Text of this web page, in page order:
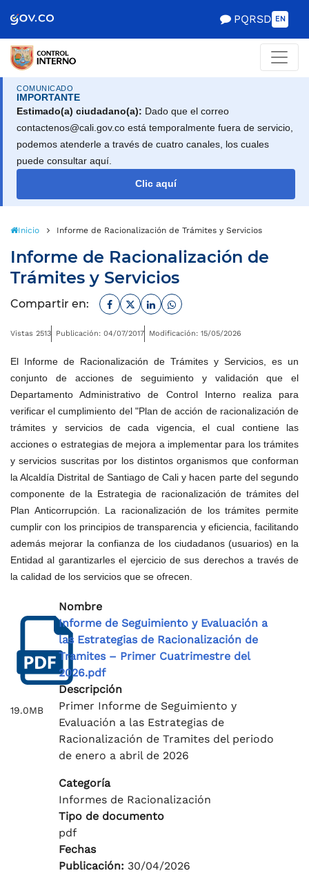
de Gobierno
PQRSD EN
COMUNICADO
IMPORTANTE
Estimado(a) ciudadano(a): Dado que el correo
contactenos@cali.gov.co está temporalmente fuera de servicio,
podemos atenderle a través de cuatro canales, los cuales
puede consultar aquí.
Clic aquí
Inicio Informe de Racionalización de Trámites y Servicios
Informe de Racionalización de
Trámites y Servicios
Compartir en: Facebook
TwitterLinkedinWhatsapp
Vistas 2513 Publicación: 04/07/2017 Modificación: 15/05/2026
El Informe de Racionalización de Trámites y Servicios , es un
conjunto de acciones de seguimiento y validación que el
Departamento Administrativo de Control Interno realiza para
verificar el cumplimiento del "Plan de acción de racionalización de
trámites y servicios de cada vigencia, el cual contiene las
acciones o estrategias de mejora a implementar para los trámites
y servicios suscritas por los distintos organismos que conforman
la Alcaldía Distrital de Santiago de Cali y hacen parte del segundo
componente de la Estrategia de racionalización de trámites del
Plan Anticorrupción. La racionalización de los trámites permite
cumplir con los principios de transparencia y eficiencia, facilitando
además mejorar la confianza de los ciudadanos (usuarios) en la
Entidad al garantizarles el ejercicio de sus derechos a través de
la calidad de los servicios que se ofrecen.
19.0MB
Nombre
Informe de Seguimiento y Evaluación a
las Estrategias de Racionalización de
Tramites – Primer Cuatrimestre del
2026.pdf
Descripción
Primer Informe de Seguimiento y
Evaluación a las Estrategias de
Racionalización de Tramites del periodo
de enero a abril de 2026
Categoría
Informes de Racionalización
Tipo de documento
pdf
Fechas
Publicación: 30/04/2026